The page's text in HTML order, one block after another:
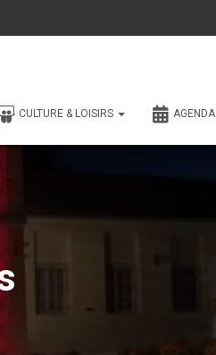
CULTURE & LOISIRS AGENDA